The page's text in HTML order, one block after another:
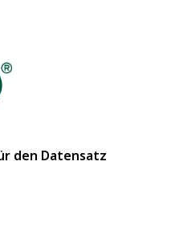
den Datensatz